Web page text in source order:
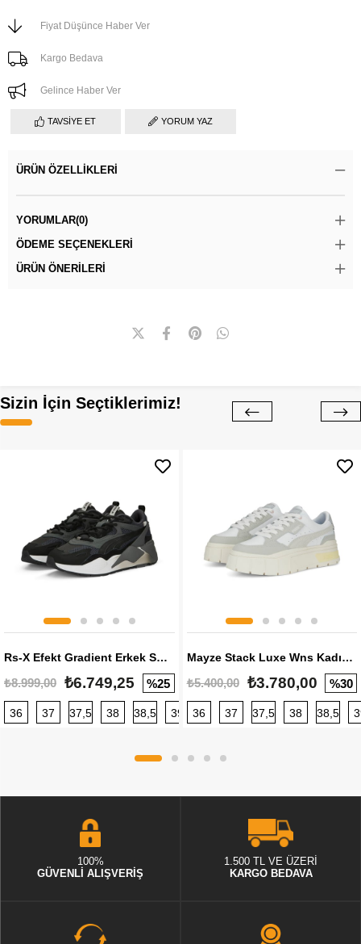
Fiyat Düşünce Haber Ver
Kargo Bedava
Gelince Haber Ver
TAVSIYE ET YORUM YAZ
ÜRÜN ÖZELLIKLERI
YORUMLAR(0)
ÖDEME SEÇENEKLERI
ÜRÜN ÖNERILERI
Sizin İçin Seçtiklerimiz!
Rs-X Efekt Gradient Erkek Sneaker
₺8.999,00 ₺6.749,25 %25
36 37 37,5 38 38,5 39 40 40,5 41 42 42,5
Mayze Stack Luxe Wns Kadın Sneaker
₺5.400,00 ₺3.780,00 %30
36 37 37,5 38 38,5
100%
GÜVENLİ ALIŞVERİŞ
1.500 TL VE ÜZERİ
KARGO BEDAVA